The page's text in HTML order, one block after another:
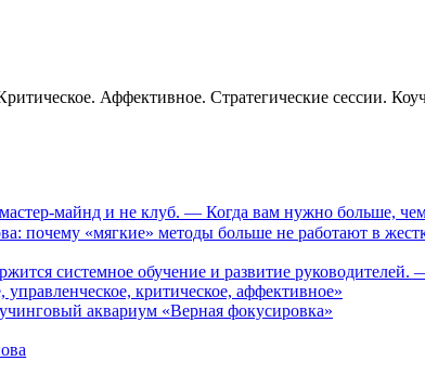
Аффективное. Стратегические сессии.
майнд и не клуб. — Когда вам нужно больше,
почему «мягкие» методы больше не работают в
системное обучение и развитие
критическое, аффективное»
аквариум «Верная фокусировка»